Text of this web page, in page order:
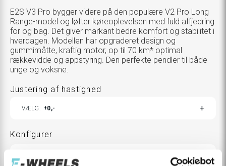
E2S V3 Pro bygger videre på den populære V2 Pro Long
Range-model og løfter køreoplevelsen med fuld affjedring
for og bag. Det giver markant bedre komfort og stabilitet i
hverdagen. Modellen har opgraderet design og
gummimåtte, kraftig motor, op til 70 km* optimal
rækkevidde og appstyring. Den perfekte pendler til både
unge og voksne.
Justering af hastighed
VÆLG 0,-
Konfigurer
VARIANTS